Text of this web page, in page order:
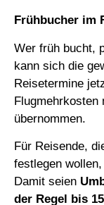
Frühbucher im
Wer früh bucht,
kann sich die
Reisetermine
Flugmehrkosten
übernommen.
Für Reisende,
festlegen
Damit seien
der Regel bis